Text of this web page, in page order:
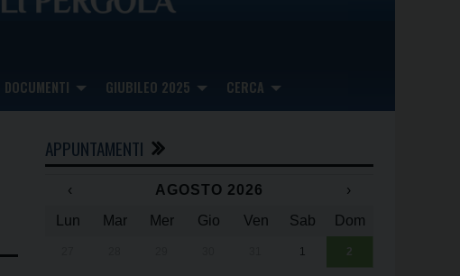
DOCUMENTI GIUBILEO 2025 CERCA
APPUNTAMENTI
‹ AGOSTO 2026
›
Lun
Mar Mer Gio Ven Sab Dom
1 2